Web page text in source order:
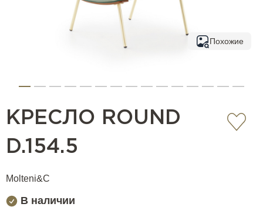
Похожие
КРЕСЛО ROUND
D.154.5
Molteni&C
В наличии